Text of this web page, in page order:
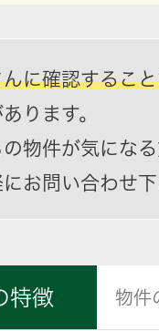
に確認するこ
ります。
物件が気になる
お問い合わせ下
特徴 物件